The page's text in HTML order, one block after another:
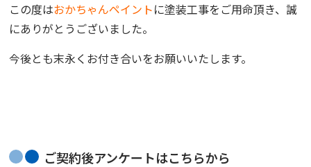
この度はおかちゃんペイントに塗装工事をご用命頂き、誠
にありがとうございました。
今後とも末永くお付き合いをお願いいたします。
ご契約後アンケートはこちらから